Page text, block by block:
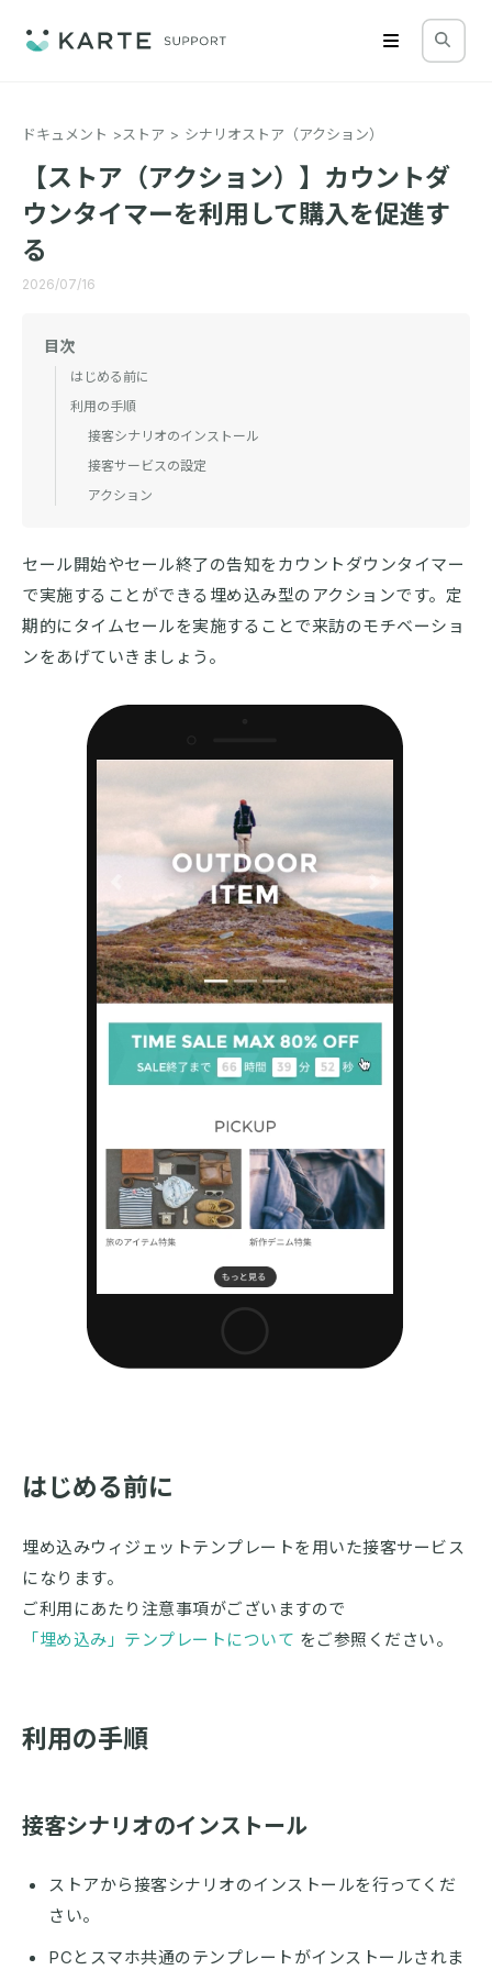
ドキュメント ストア シナリオストア（アクション）
【ストア（アクション）】カウントダ
ウンタイマーを利用して購入を促進す
る
2026/07/16
セール開始やセール終了の告知をカウントダウンタイマー
で実施することができる埋め込み型のアクションです。定
期的にタイムセールを実施することで来訪のモチベーショ
ンをあげていきましょう。
はじめる前に
埋め込みウィジェットテンプレートを用いた接客サービス
になります。
ご利用にあたり注意事項がございますので
「埋め込み」テンプレートについて をご参照ください。
利用の手順
接客シナリオのインストール
ストアから接客シナリオのインストールを行ってくだ
さい。
PCとスマホ共通のテンプレートがインストールされま
目次
はじめる前に
利用の手順
接客シナリオのインストール
接客サービスの設定
アクション